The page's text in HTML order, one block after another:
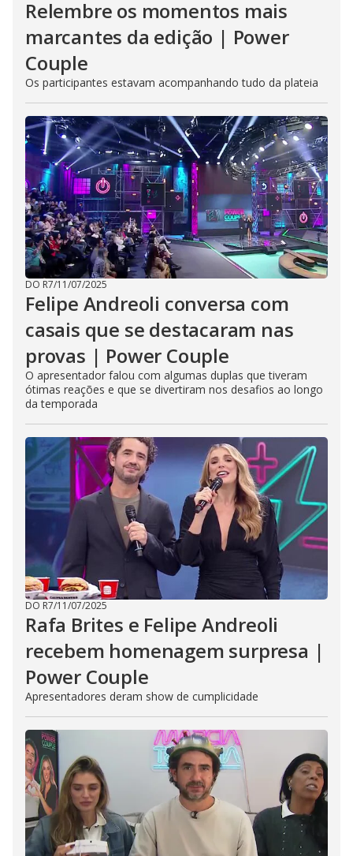
Relembre os momentos mais
marcantes da edição | Power
Couple
Os participantes estavam acompanhando tudo da plateia
DO R7/11/07/2025
Felipe Andreoli conversa com
casais que se destacaram nas
provas | Power Couple
O apresentador falou com algumas duplas que tiveram
ótimas reações e que se divertiram nos desafios ao longo
da temporada
DO R7/11/07/2025
Rafa Brites e Felipe Andreoli
recebem homenagem surpresa |
Power Couple
Apresentadores deram show de cumplicidade